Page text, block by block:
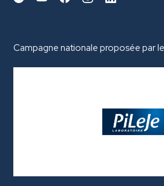
Campagne nationale proposée par